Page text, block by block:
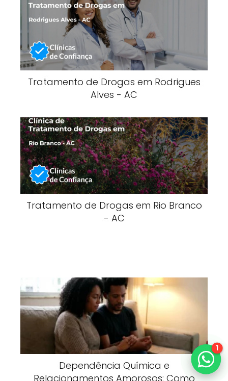
Tratamento de Drogas em Rodrigues
Alves - AC
Tratamento de Drogas em Rio Branco
- AC
Dependência Química e
Relacionamentos Amorosos: Como
1